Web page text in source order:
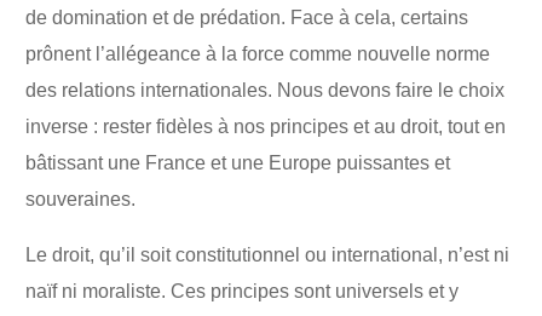
de domination et de prédation. Face à cela, certains
prônent l’allégeance à la force comme nouvelle norme
des relations internationales. Nous devons faire le choix
inverse : rester fidèles à nos principes et au droit, tout en
bâtissant une France et une Europe puissantes et
souveraines.
Le droit, qu’il soit constitutionnel ou international, n’est ni
naïf ni moraliste. Ces principes sont universels et y